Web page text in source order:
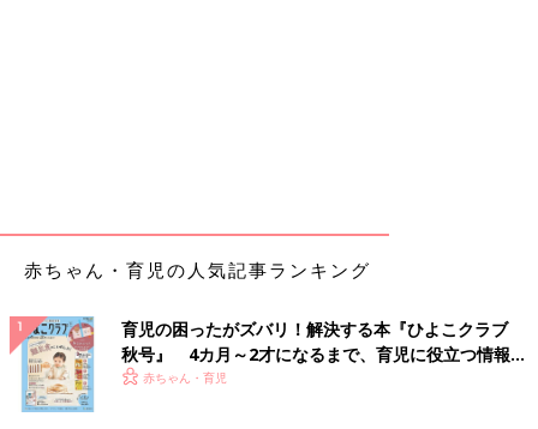
赤ちゃん・育児の人気記事ランキング
育児の困ったがズバリ！解決する本『ひよこクラブ
秋号』 4カ月～2才になるまで、育児に役立つ情報が
いっぱい！
赤ちゃん・育児